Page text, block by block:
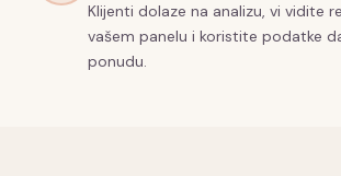
Klijenti dolaze na analizu, vi vidite
vašem panelu i koristite podatke
ponudu.